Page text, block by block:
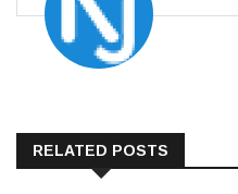
RELATED POSTS